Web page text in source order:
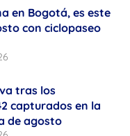
en Bogotá, es este
con ciclopaseo
tras los
capturados en la
de agosto